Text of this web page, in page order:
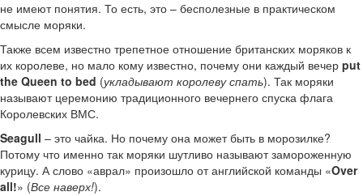
не имеют понятия. То есть, это – бесполезные в практическом
смысле моряки.
Также всем известно трепетное отношение британских моряков к
их королеве, но мало кому известно, почему они каждый вечер put
the Queen to bed (укладывают королеву спать). Так моряки
называют церемонию традиционного вечернего спуска флага
Королевских ВМС.
Seagull – это чайка. Но почему она может быть в морозилке?
Потому что именно так моряки шутливо называют замороженную
курицу. А слово «аврал» произошло от английской команды «Over
all!» (Все наверх!).